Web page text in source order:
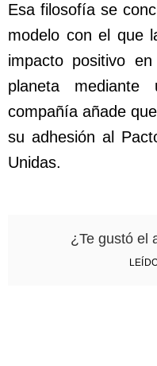
Esa filosofía se
modelo con el que
impacto positivo
planeta
compañía añade
su adhesión al
Unidas.
¿Te gustó el